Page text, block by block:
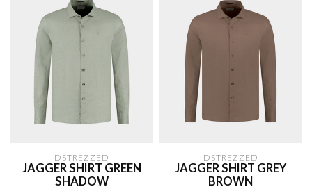
DSTREZZED
JAGGER SHIRT GREEN
SHADOW
DSTREZZED
JAGGER SHIRT GREY
BROWN